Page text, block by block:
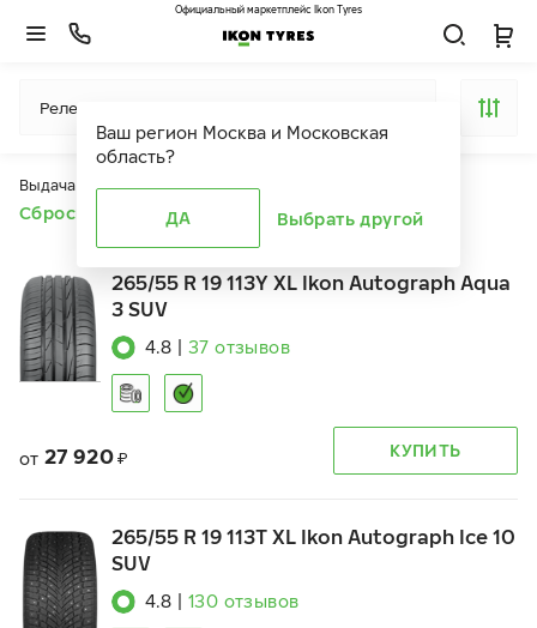
Ваш регион Москва и Московская
область?
ДА Выбрать другой
Официальный маркетплейс Ikon Tyres
Релевантность
Выдача продуктов ограничена действием фильтров
Сбросить все фильтры
265/55 R 19 113Y XL Ikon Autograph Aqua
3 SUV
4.8 37 отзывов
от 27 920 ₽ КУПИТЬ
265/55 R 19 113T XL Ikon Autograph Ice 10
SUV
4.8 130 отзывов